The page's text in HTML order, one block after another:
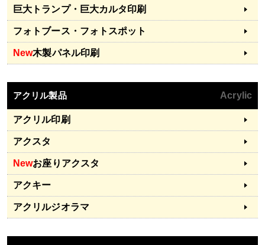
巨大トランプ・巨大カルタ印刷
フォトブース・フォトスポット
New木製パネル印刷
アクリル製品 Acrylic
アクリル印刷
アクスタ
Newお座りアクスタ
アクキー
アクリルジオラマ